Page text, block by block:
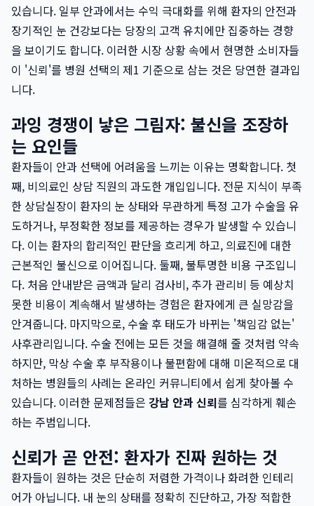
있습니다. 일부 안과에서는 수익 극대화를 위해 환자의 안전과
장기적인 눈 건강보다는 당장의 고객 유치에만 집중하는 경향
을 보이기도 합니다. 이러한 시장 상황 속에서 현명한 소비자들
이 '신뢰'를 병원 선택의 제1 기준으로 삼는 것은 당연한 결과입
니다.
과잉 경쟁이 낳은 그림자: 불신을 조장하
는 요인들
환자들이 안과 선택에 어려움을 느끼는 이유는 명확합니다. 첫
째, 비의료인 상담 직원의 과도한 개입입니다. 전문 지식이 부족
한 상담실장이 환자의 눈 상태와 무관하게 특정 고가 수술을 유
도하거나, 부정확한 정보를 제공하는 경우가 발생할 수 있습니
다. 이는 환자의 합리적인 판단을 흐리게 하고, 의료진에 대한
근본적인 불신으로 이어집니다. 둘째, 불투명한 비용 구조입니
다. 처음 안내받은 금액과 달리 검사비, 추가 관리비 등 예상치
못한 비용이 계속해서 발생하는 경험은 환자에게 큰 실망감을
안겨줍니다. 마지막으로, 수술 후 태도가 바뀌는 '책임감 없는'
사후관리입니다. 수술 전에는 모든 것을 해결해 줄 것처럼 약속
하지만, 막상 수술 후 부작용이나 불편함에 대해 미온적으로 대
처하는 병원들의 사례는 온라인 커뮤니티에서 쉽게 찾아볼 수
있습니다. 이러한 문제점들은 강남 안과 신뢰를 심각하게 훼손
하는 주범입니다.
신뢰가 곧 안전: 환자가 진짜 원하는 것
환자들이 원하는 것은 단순히 저렴한 가격이나 화려한 인테리
어가 아닙니다. 내 눈의 상태를 정확히 진단하고, 가장 적합한